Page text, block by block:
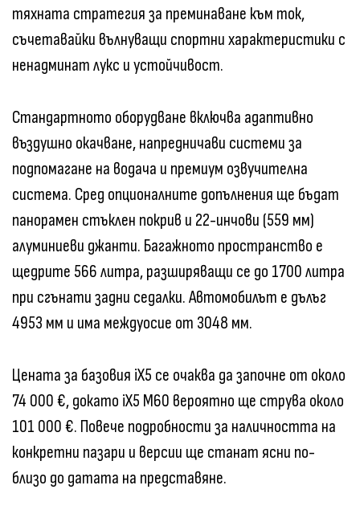
тяхната стратегия за преминаване към ток,
съчетавайки вълнуващи спортни характеристики с
ненадминат лукс и устойчивост.
Стандартното оборудване включва адаптивно
въздушно окачване, напредничави системи за
подпомагане на водача и премиум озвучителна
система. Сред опционалните допълнения ще бъдат
панорамен стъклен покрив и 22-инчови (559 мм)
алуминиеви джанти. Багажното пространство е
щедрите 566 литра, разширяващи се до 1700 литра
при сгънати задни седалки. Автомобилът е дълъг
4953 мм и има междуосие от 3048 мм.
Цената за базовия iX5 се очаква да започне от около
74 000 €, докато iX5 M60 вероятно ще струва около
101 000 €. Повече подробности за наличността на
конкретни пазари и версии ще станат ясни по-
близо до датата на представяне.